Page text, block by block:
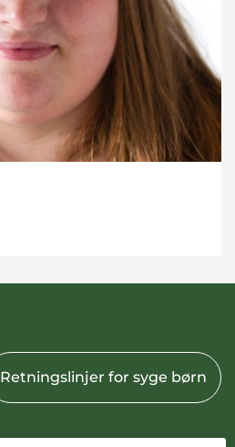
Retningslinjer for syge børn